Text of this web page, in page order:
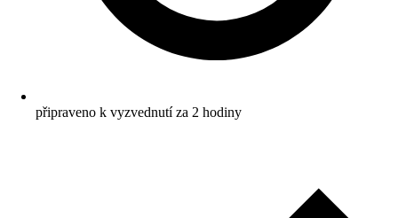
připraveno k vyzvednutí za 2 hodiny